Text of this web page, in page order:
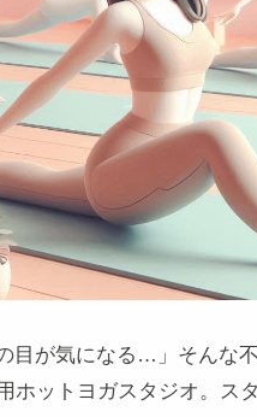
目が気になる…」そんな
ホットヨガスタジオ。ス